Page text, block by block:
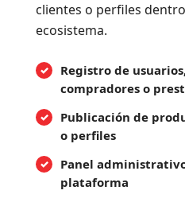
clientes o perfiles
ecosistema.
Registro de
compradores o
Publicación de
o perfiles
Panel
plataforma